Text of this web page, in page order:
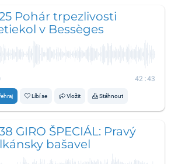
Pohár trpezlivosti
v Bessèges
42:43
Líbí se Vložit Stáhnout
GIRO ŠPECIÁL: Pravý
bašavel